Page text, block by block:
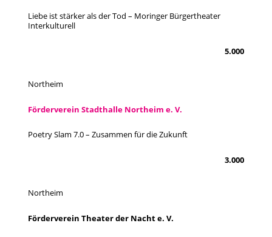
Liebe ist stärker als der Tod – Moringer Bürgertheater
Interkulturell
5.000
Northeim
Förderverein Stadthalle Northeim e. V.
Poetry Slam 7.0 – Zusammen für die Zukunft
3.000
Northeim
Förderverein Theater der Nacht e. V.